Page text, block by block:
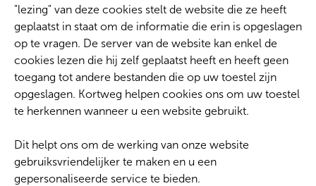
"lezing" van deze cookies stelt de website die ze heeft
geplaatst in staat om de informatie die erin is opgeslagen
op te vragen. De server van de website kan enkel de
cookies lezen die hij zelf geplaatst heeft en heeft geen
toegang tot andere bestanden die op uw toestel zijn
opgeslagen. Kortweg helpen cookies ons om uw toestel
te herkennen wanneer u een website gebruikt.
Dit helpt ons om de werking van onze website
gebruiksvriendelijker te maken en u een
gepersonaliseerde service te bieden.